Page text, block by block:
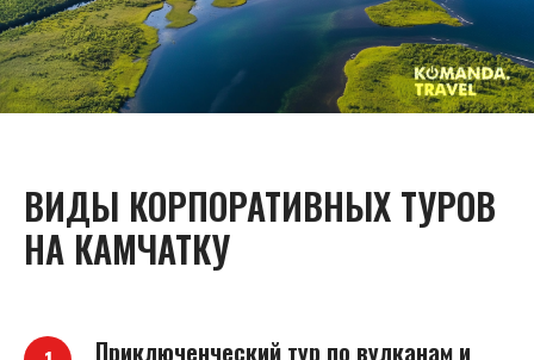
ВИДЫ КОРПОРАТИВНЫХ ТУРОВ
НА КАМЧАТКУ
Приключенческий тур по вулканам и